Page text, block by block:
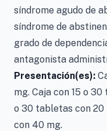
síndrome agudo de
síndrome de
grado de
antagonista
Presentación(es):
mg. Caja con 15 o
o 30 tabletas con 20
con 40 mg.